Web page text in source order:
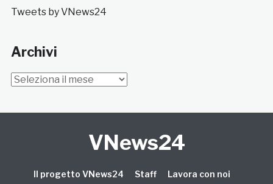
Tweets by VNews24
Archivi
Archivi
VNews24
Il progetto VNews24 Staff Lavora con noi